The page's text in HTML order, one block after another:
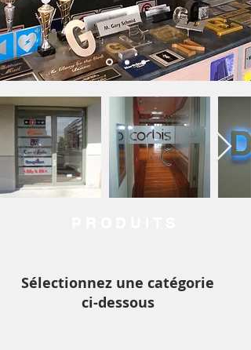
Sélectionnez une catégorie
ci-dessous